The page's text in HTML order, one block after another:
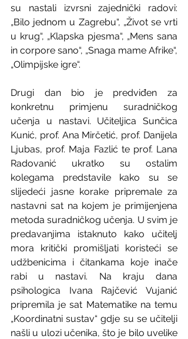
su nastali izvrsni zajednički radovi:
„Bilo jednom u Zagrebu“, „Život se vrti
u krug“, „Klapska pjesma“, „Mens sana
in corpore sano“, „Snaga mame Afrike“,
„Olimpijske igre“.
Drugi dan bio je predviđen za
konkretnu primjenu suradničkog
učenja u nastavi. Učiteljica Sunčica
Kunić, prof. Ana Mirčetić, prof. Danijela
Ljubas, prof. Maja Fazlić te prof. Lana
Radovanić ukratko su ostalim
kolegama predstavile kako su se
slijedeći jasne korake pripremale za
nastavni sat na kojem je primijenjena
metoda suradničkog učenja. U svim je
predavanjima istaknuto kako učitelj
mora kritički promišljati koristeći se
udžbenicima i čitankama koje inače
rabi u nastavi. Na kraju dana
psihologica Ivana Rajčević Vujanić
pripremila je sat Matematike na temu
„Koordinatni sustav“ gdje su se učitelji
našli u ulozi učenika, što je bilo uvelike